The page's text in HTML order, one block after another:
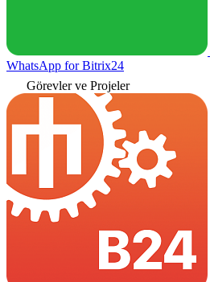
WhatsApp for Bitrix24
Görevler ve Projeler